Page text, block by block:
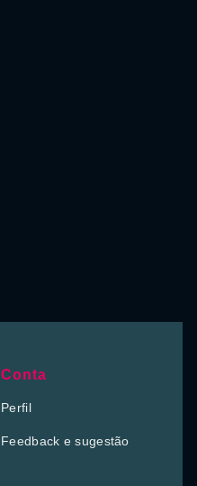
Conta
Perfil
Feedback e sugestão